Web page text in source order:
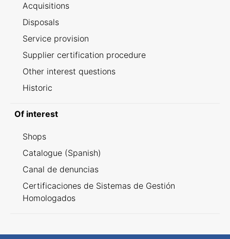
Acquisitions
Disposals
Service provision
Supplier certification procedure
Other interest questions
Historic
Of interest
Shops
Catalogue (Spanish)
Canal de denuncias
Certificaciones de Sistemas de Gestión
Homologados